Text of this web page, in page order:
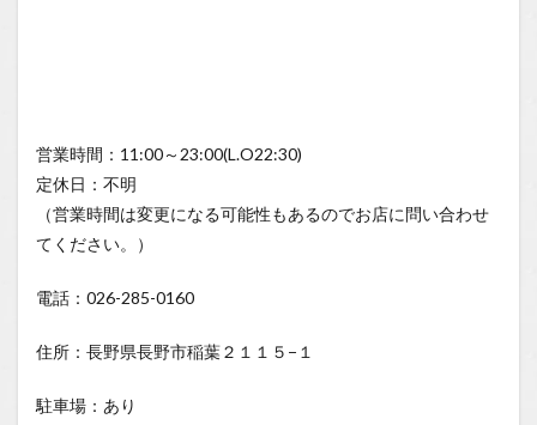
営業時間：11:00～23:00(L.O22:30)
定休日：不明
（営業時間は変更になる可能性もあるのでお店に問い合わせ
てください。）
電話：026-285-0160
住所：長野県長野市稲葉２１１５−１
駐車場：あり